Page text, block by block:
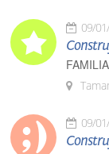
09/
FAMILIA
09/